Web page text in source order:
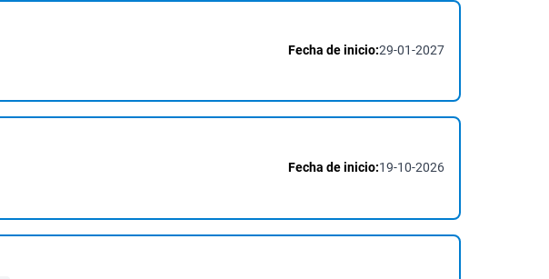
Fecha de inicio:29-01-2027
Fecha de inicio:19-10-2026